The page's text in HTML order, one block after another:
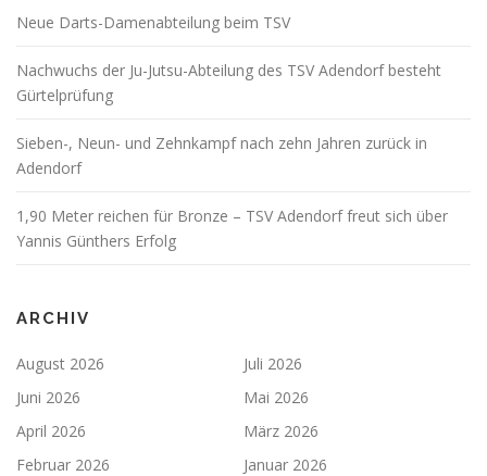
Neue Darts-Damenabteilung beim TSV
Nachwuchs der Ju-Jutsu-Abteilung des TSV Adendorf besteht
Gürtelprüfung
Sieben-, Neun- und Zehnkampf nach zehn Jahren zurück in
Adendorf
1,90 Meter reichen für Bronze – TSV Adendorf freut sich über
Yannis Günthers Erfolg
ARCHIV
August 2026
Juli 2026
Juni 2026
Mai 2026
April 2026
März 2026
Februar 2026
Januar 2026